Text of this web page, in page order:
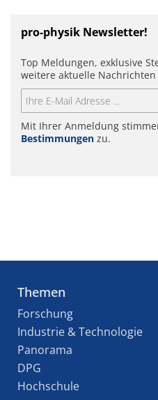
pro-physik Newsletter!
Top Meldungen, exklusive
weitere aktuelle Nachrichten
Mit Ihrer Anmeldung
Bestimmungen zu.
Themen
Forschung
Industrie & Technologie
Panorama
DPG
Hochschule